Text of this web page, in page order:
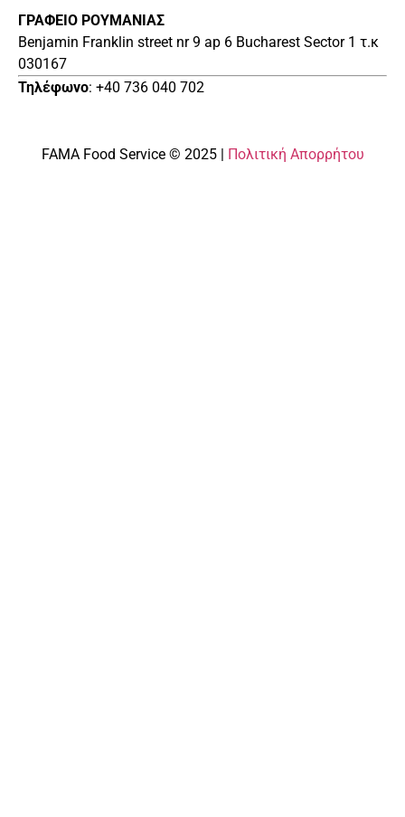
ΓΡΑΦΕΙΟ ΡΟΥΜΑΝΙΑΣ
Benjamin Franklin street nr 9 ap 6 Bucharest Sector 1 τ.κ
030167
Τηλέφωνο: +40 736 040 702
FAMA Food Service © 2025 | Πολιτική Απορρήτου